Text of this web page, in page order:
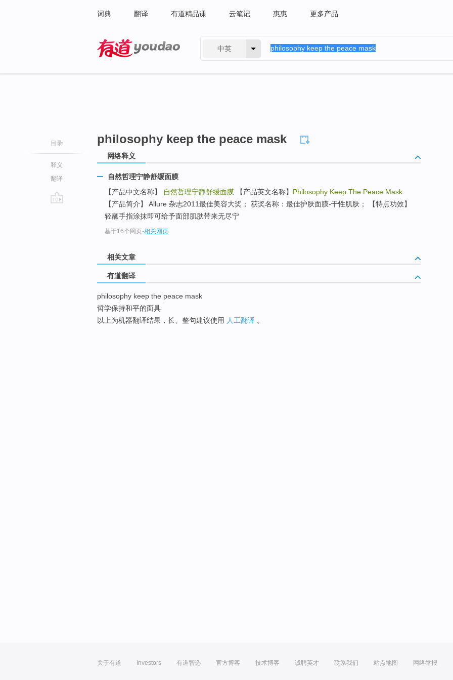
词典 翻译 有道精品课 云笔记 惠惠 更多产品
中英
目录
释义
翻译
philosophy keep the peace mask
网络释义
自然哲理宁静舒缓面膜
【产品中文名称】
自然哲理宁静舒缓面膜 【产品英文名称】 Philosophy Keep The Peace Mask
【产品简介】 Allure 杂志2011最佳美容大奖； 获奖名称：最佳护肤面膜-干性肌肤； 【特点功效】
轻蘸手指涂抹即可给予面部肌肤带来无尽宁
基于16个网页-相关网页
相关文章
有道翻译
philosophy keep the peace mask
哲学保持和平的面具
以上为机器翻译结果，长、整句建议使用 人工翻译 。
关于有道 Investors 有道智选 官方博客 技术博客 诚聘英才 联系我们 站点地图 网络举报